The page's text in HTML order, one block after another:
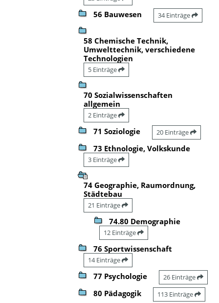
56 Bauwesen 34 Einträge
58 Chemische Technik,
Umwelttechnik, verschiedene
Technologien
5 Einträge
70 Sozialwissenschaften
allgemein
2 Einträge
71 Soziologie 20 Einträge
73 Ethnologie, Volkskunde
3 Einträge
74 Geographie, Raumordnung,
Städtebau
21 Einträge
74.80 Demographie
12 Einträge
76 Sportwissenschaft
14 Einträge
77 Psychologie 26 Einträge
80 Pädagogik 113 Einträge